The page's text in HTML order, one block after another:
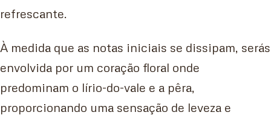
refrescante.
À medida que as notas iniciais se dissipam, serás
envolvida por um coração floral onde
predominam o lírio-do-vale e a pêra,
proporcionando uma sensação de leveza e